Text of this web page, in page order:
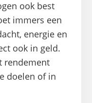
ook best
immers een
energie en
ook in geld.
rendement
doelen of in